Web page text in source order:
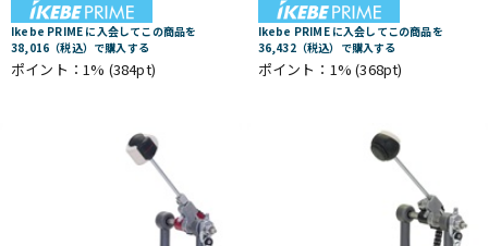
Ikebe PRIME に入会してこの商品を
38,016（税込）で購入する
ポイント：1% (384pt)
Ikebe PRIME に入会してこの商品を
36,432（税込）で購入する
ポイント：1%(368pt)